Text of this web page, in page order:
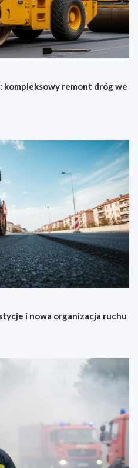
kompleksowy remont dróg we
i nowa organizacja ruchu